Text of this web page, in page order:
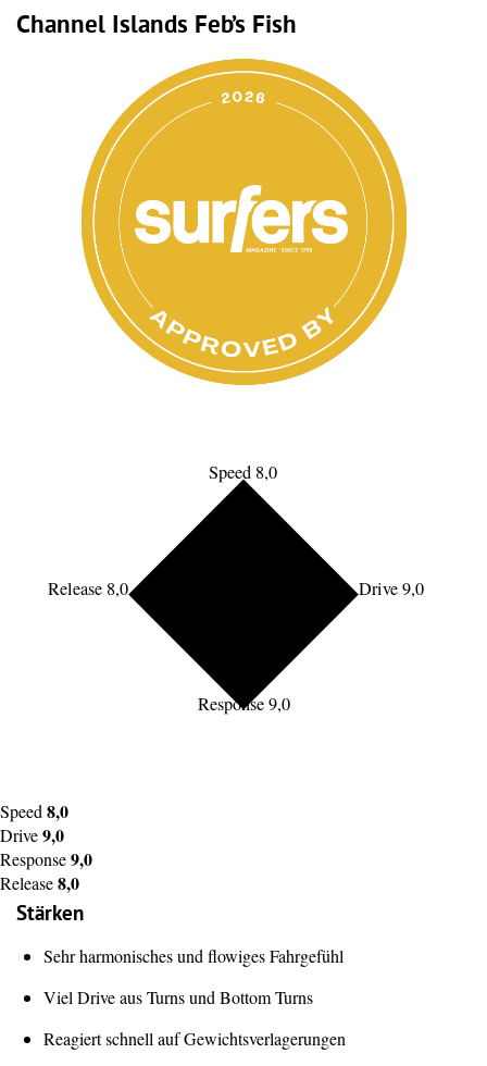
Channel Islands Feb’s Fish
Speed 8,0
Drive 9,0
Response 9,0
Release 8,0
Speed 8,0
Drive9,0
Response9,0
Release8,0
Stärken
Sehr harmonisches und flowiges Fahrgefühl
Viel Drive aus Turns und Bottom Turns
Reagiert schnell auf Gewichtsverlagerungen